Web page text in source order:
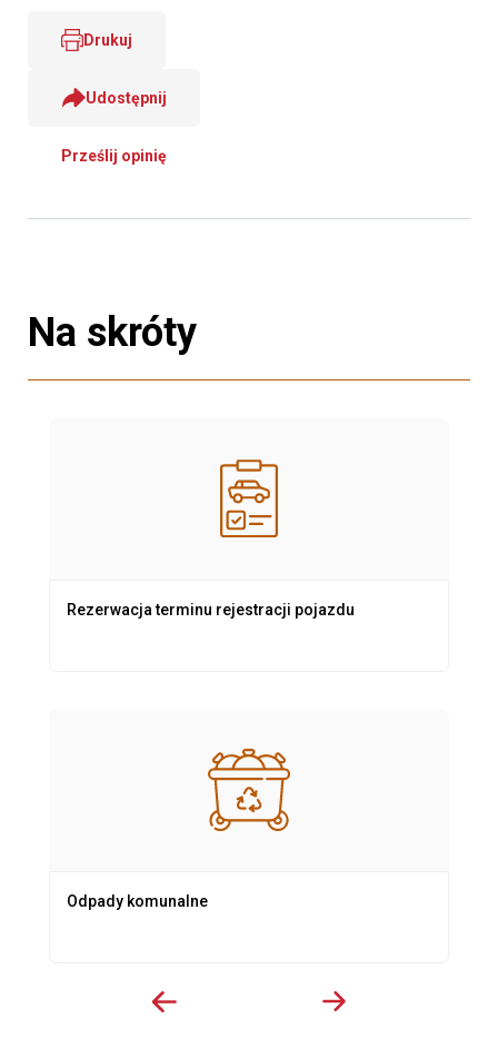
Drukuj
Udostępnij
Prześlij opinię
Na skróty
Rezerwacja terminu rejestracji pojazdu
Odpady komunalne